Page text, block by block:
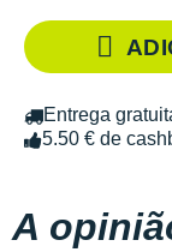
Entrega
5.50 € de
A